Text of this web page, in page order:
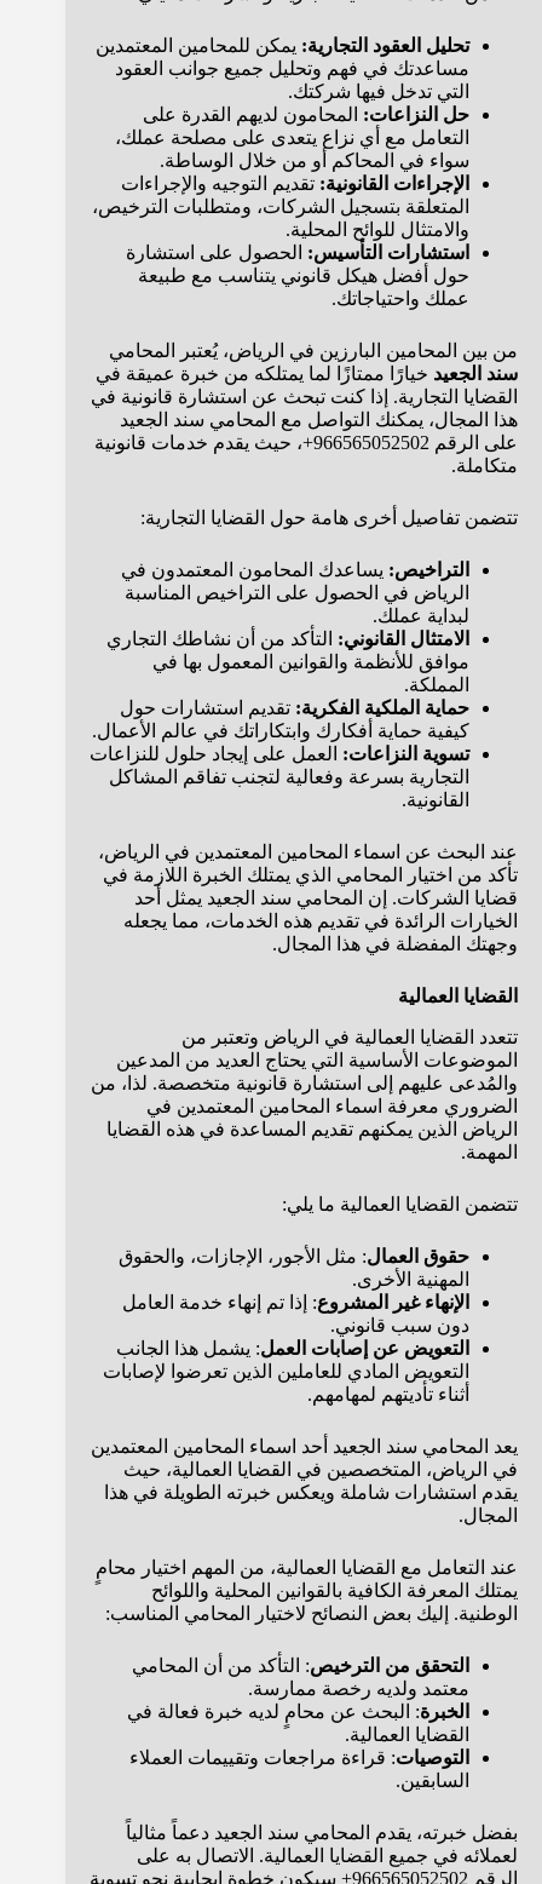
تحليل العقود التجارية: يمكن للمحامين المعتمدين
مساعدتك في فهم وتحليل جميع جوانب العقود
التي تدخل فيها شركتك.
حل النزاعات: المحامون لديهم القدرة على
التعامل مع أي نزاع يتعدى على مصلحة عملك،
سواء في المحاكم أو من خلال الوساطة.
الإجراءات القانونية: تقديم التوجيه والإجراءات
المتعلقة بتسجيل الشركات، ومتطلبات الترخيص،
والامتثال للوائح المحلية.
استشارات التأسيس: الحصول على استشارة
حول أفضل هيكل قانوني يتناسب مع طبيعة
عملك واحتياجاتك.
من بين المحامين البارزين في الرياض، يُعتبر المحامي
سند الجعيد خيارًا ممتازًا لما يمتلكه من خبرة عميقة في
القضايا التجارية. إذا كنت تبحث عن استشارة قانونية في
هذا المجال، يمكنك التواصل مع المحامي سند الجعيد
على الرقم 966565052502+، حيث يقدم خدمات قانونية
متكاملة.
تتضمن تفاصيل أخرى هامة حول القضايا التجارية:
التراخيص: يساعدك المحامون المعتمدون في
الرياض في الحصول على التراخيص المناسبة
لبداية عملك.
الامتثال القانوني: التأكد من أن نشاطك التجاري
موافق للأنظمة والقوانين المعمول بها في
المملكة.
حماية الملكية الفكرية: تقديم استشارات حول
كيفية حماية أفكارك وابتكاراتك في عالم الأعمال.
تسوية النزاعات: العمل على إيجاد حلول للنزاعات
التجارية بسرعة وفعالية لتجنب تفاقم المشاكل
القانونية.
عند البحث عن اسماء المحامين المعتمدين في الرياض،
تأكد من اختيار المحامي الذي يمتلك الخبرة اللازمة في
قضايا الشركات. إن المحامي سند الجعيد يمثل أحد
الخيارات الرائدة في تقديم هذه الخدمات، مما يجعله
وجهتك المفضلة في هذا المجال.
القضايا العمالية
تتعدد القضايا العمالية في الرياض وتعتبر من
الموضوعات الأساسية التي يحتاج العديد من المدعين
والمُدعى عليهم إلى استشارة قانونية متخصصة. لذا، من
الضروري معرفة اسماء المحامين المعتمدين في
الرياض الذين يمكنهم تقديم المساعدة في هذه القضايا
المهمة.
تتضمن القضايا العمالية ما يلي:
حقوق العمال: مثل الأجور، الإجازات، والحقوق
المهنية الأخرى.
الإنهاء غير المشروع: إذا تم إنهاء خدمة العامل
دون سبب قانوني.
التعويض عن إصابات العمل: يشمل هذا الجانب
التعويض المادي للعاملين الذين تعرضوا لإصابات
أثناء تأديتهم لمهامهم.
يعد المحامي سند الجعيد أحد اسماء المحامين المعتمدين
في الرياض، المتخصصين في القضايا العمالية، حيث
يقدم استشارات شاملة ويعكس خبرته الطويلة في هذا
المجال.
عند التعامل مع القضايا العمالية، من المهم اختيار محامٍ
يمتلك المعرفة الكافية بالقوانين المحلية واللوائح
الوطنية. إليك بعض النصائح لاختيار المحامي المناسب:
التحقق من الترخيص: التأكد من أن المحامي
معتمد ولديه رخصة ممارسة.
الخبرة: البحث عن محامٍ لديه خبرة فعالة في
القضايا العمالية.
التوصيات: قراءة مراجعات وتقييمات العملاء
السابقين.
بفضل خبرته، يقدم المحامي سند الجعيد دعماً مثالياً
لعملائه في جميع القضايا العمالية. الاتصال به على
الرقم 966565052502+ سيكون خطوة إيجابية نحو تسوية